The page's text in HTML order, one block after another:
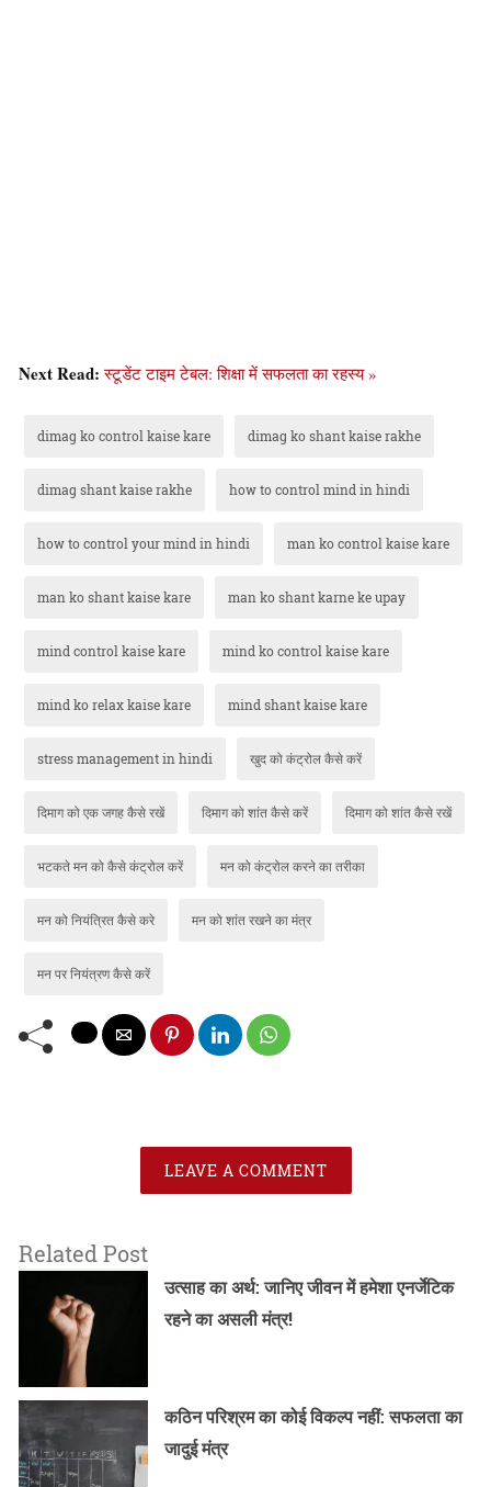
Next Read:स्टूडेंट टाइम टेबल: शिक्षा में सफलता का रहस्य »
dimag ko control kaise kare dimag ko shant kaise rakhe
dimag shant kaise rakhe how to control mind in hindi
how to control your mind in hindi man ko control kaise kare
man ko shant kaise kare man ko shant karne ke upay
mind control kaise kare mind ko control kaise kare
mind ko relax kaise kare mind shant kaise kare
stress management in hindi खुद को कंट्रोल कैसे करें
दिमाग को एक जगह कैसे रखें दिमाग को शांत कैसे करें दिमाग को शांत कैसे रखें
भटकते मन को कैसे कंट्रोल करें मन को कंट्रोल करने का तरीका
मन को नियंत्रित कैसे करे मन को शांत रखने का मंत्र
मन पर नियंत्रण कैसे करें
LEAVE A COMMENT
Related Post
उत्साह का अर्थ: जानिए जीवन में हमेशा एनर्जेटिक
रहने का असली मंत्र!
कठिन परिश्रम का कोई विकल्प नहीं: सफलता का
जादुई मंत्र